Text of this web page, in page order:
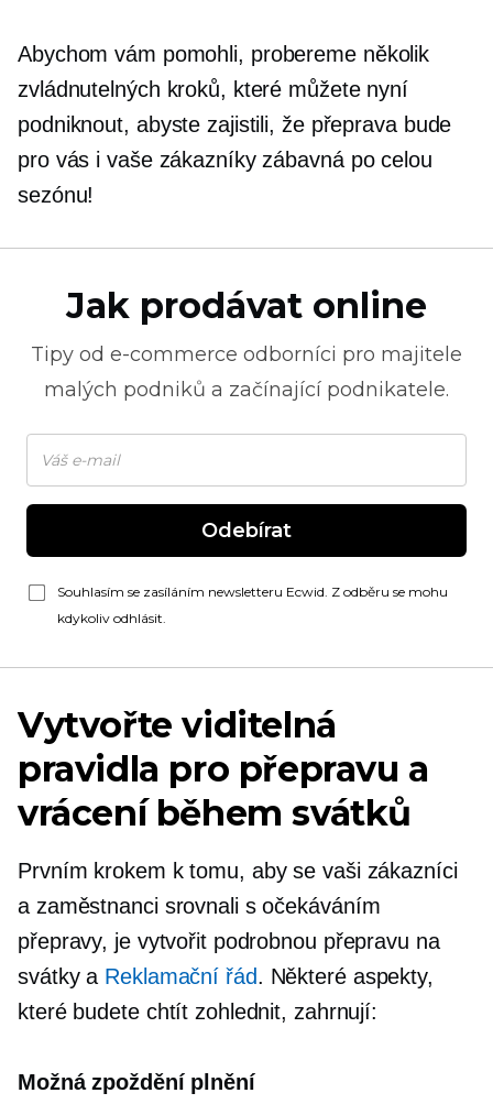
Abychom vám pomohli, probereme několik
zvládnutelných kroků, které můžete nyní
podniknout, abyste zajistili, že přeprava bude
pro vás i vaše zákazníky zábavná po celou
sezónu!
Jak prodávat online
Tipy od e-commerce odborníci pro majitele
malých podniků a začínající podnikatele.
Odebírat
Souhlasím se zasíláním newsletteru Ecwid. Z odběru se mohu
kdykoliv odhlásit.
Vytvořte viditelná
pravidla pro přepravu a
vrácení během svátků
Prvním krokem k tomu, aby se vaši zákazníci
a zaměstnanci srovnali s očekáváním
přepravy, je vytvořit podrobnou přepravu na
svátky a Reklamační řád. Některé aspekty,
které budete chtít zohlednit, zahrnují:
Možná zpoždění plnění